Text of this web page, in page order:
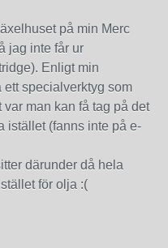
på min Merc
jag inte får ur
Enligt min
specialverktyg som
man kan få tag på det
istället (fanns inte på e-
därunder då hela
för olja :(